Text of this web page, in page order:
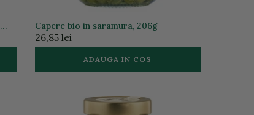
Capere bio in saramura, 206g
26,85 lei
ADAUGA IN COS